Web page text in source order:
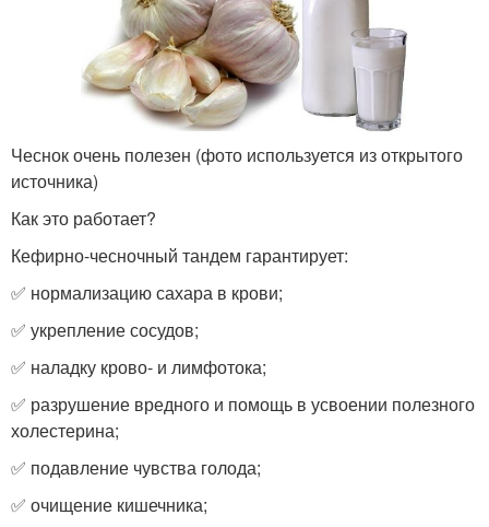
Чеснок очень полезен (фото используется из открытого
источника)
Как это работает?
Кефирно-чесночный тандем гарантирует:
✅ нормализацию сахара в крови;
✅ укрепление сосудов;
✅ наладку крово- и лимфотока;
✅ разрушение вредного и помощь в усвоении полезного
холестерина;
✅ подавление чувства голода;
✅ очищение кишечника;